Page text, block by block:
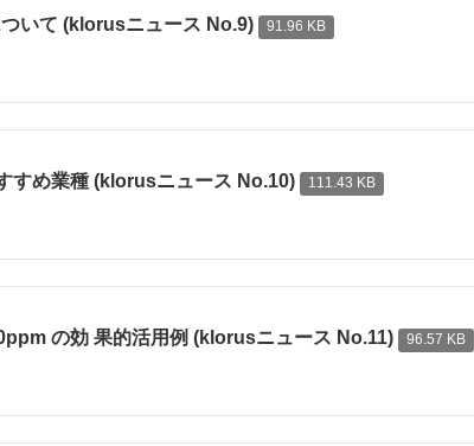
いて (klorusニュース No.9) 91.96 KB
すめ業種 (klorusニュース No.10) 111.43 KB
の効 果的活用例 (klorusニュース No.11) 96.57 KB